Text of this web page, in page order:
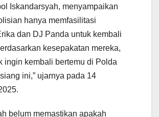
Iskandarsyah, menyampaikan
hanya memfasilitasi
dan DJ Panda untuk kembali
kesepakatan mereka,
ingin kembali bertemu di Polda
ini,” ujarnya pada 14
belum memastikan apakah